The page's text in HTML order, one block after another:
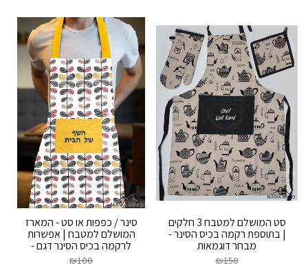
סט המושלם למטבח 3 חלקים
| בתוספת רקמה בכיס הסינר -
מבחר דוגמאות
₪150
סינר / כפפות או סט - המארז
המושלם למטבח | אפשרות
לרקמה בכיס הסינר דגם -
לימון₪100